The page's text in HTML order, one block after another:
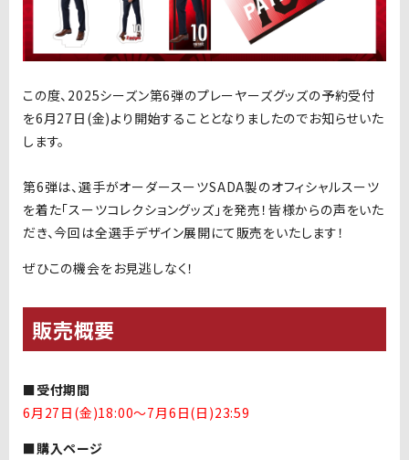
この度、 2025シーズン第6弾のプレーヤーズグッズの予約受付
を6月27 日 (金)より開始することとなりましたのでお知らせいた
します。
第6弾は、選手がオーダースーツSADA製のオフィシャルスーツ
を着た「スーツコレクショングッズ」を発売！皆様からの声をいた
だき、今回は全選手デザイン展開にて販売をいたします！
ぜひこの機会をお見逃しなく！
販売概要
■受付期間
6月27日(金)18:00〜7月6日(日)23:59
■購入ページ